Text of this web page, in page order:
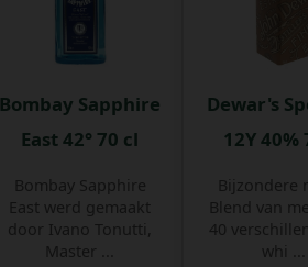
Bombay Sapphire
East 42° 70 cl
Bombay Sapphire
East werd gemaakt
door Ivano Tonutti,
Master ...
Dewar's
12Y 40%
Bijzondere
Blend van
40
whi ...